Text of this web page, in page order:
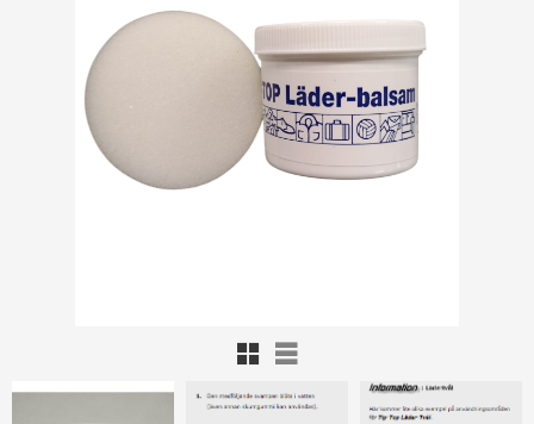
Rutnätsvy
Listvy